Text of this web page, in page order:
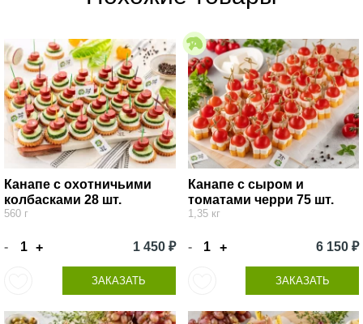
Канапе с охотничьими
колбасками 28 шт.
560 г
- + 1 450 ₽
ЗАКАЗАТЬ
Канапе с сыром и
томатами черри 75 шт.
1,35 кг
- + 6 150 ₽
ЗАКАЗАТЬ